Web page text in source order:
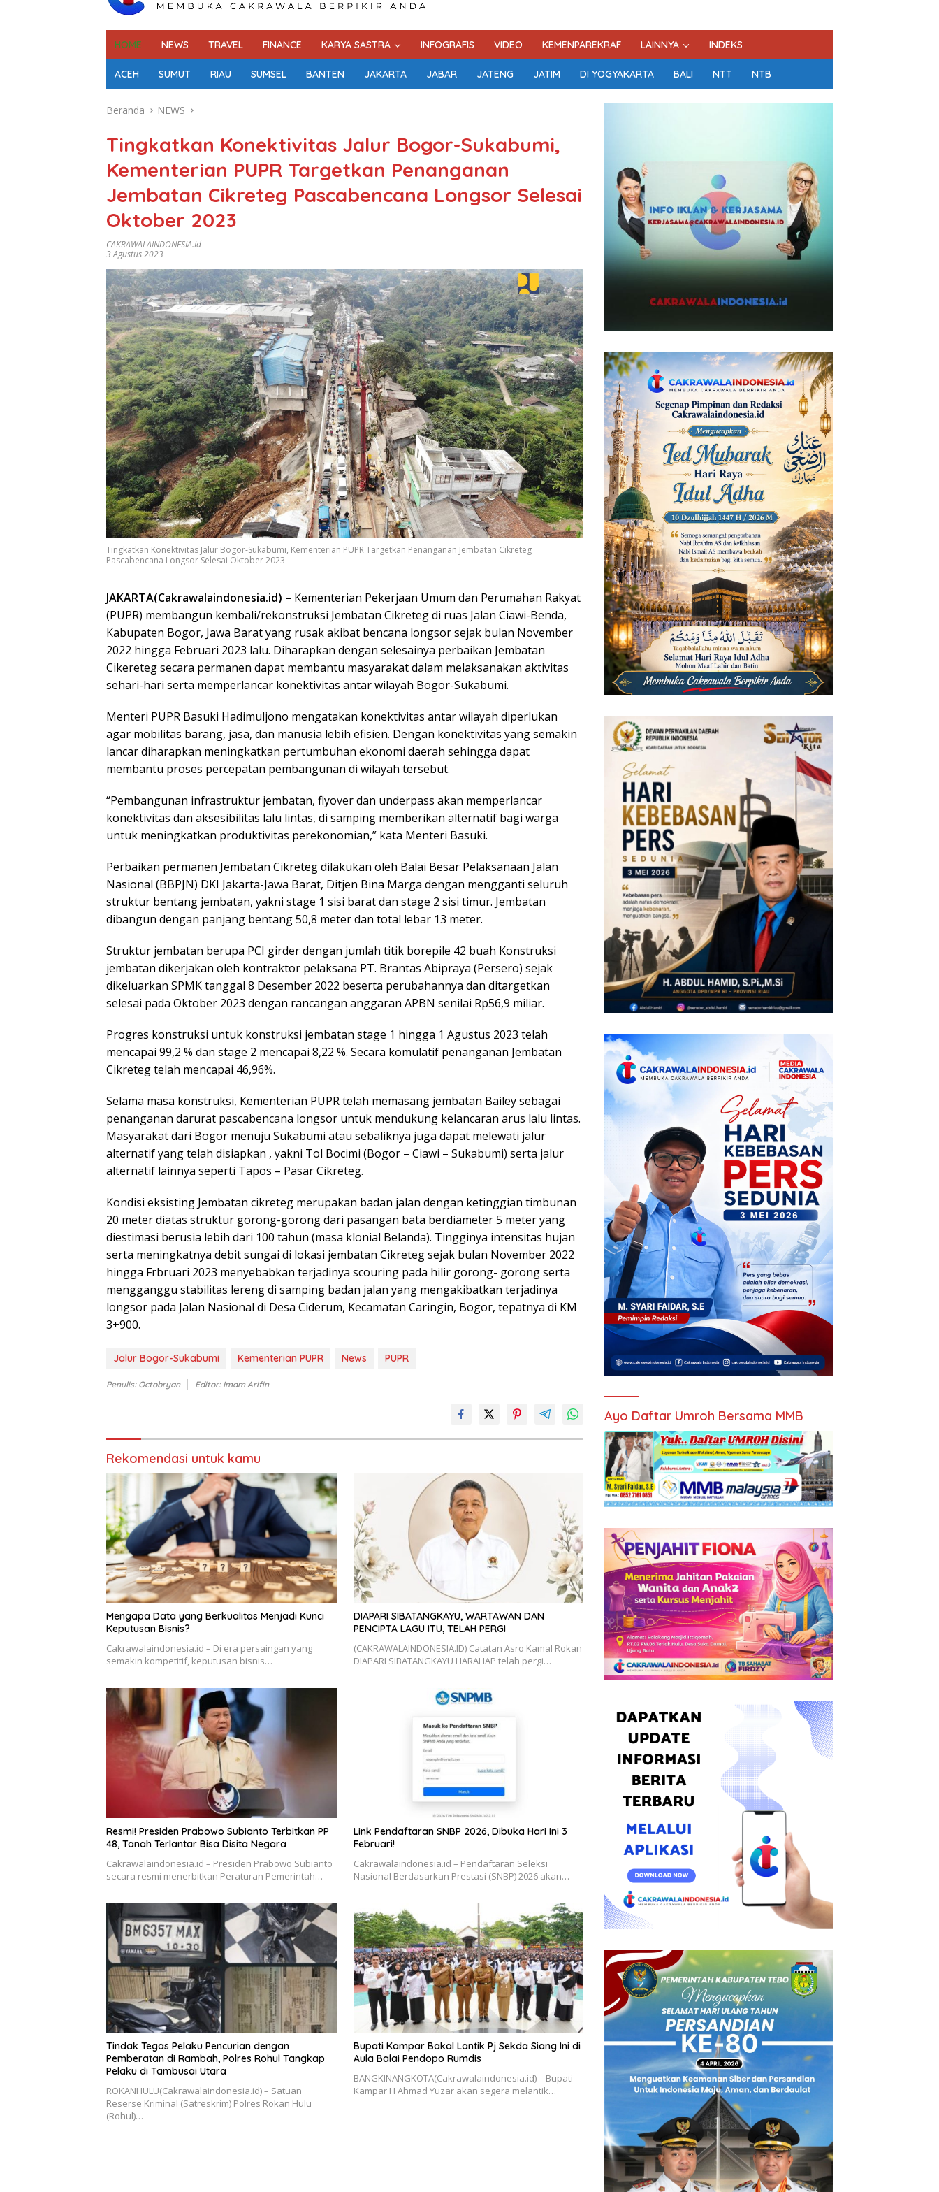
HOME NEWS TRAVEL FINANCE KARYA SASTRA INFOGRAFIS VIDEO KEMENPAREKRAF LAINNYA INDEKS
ACEH SUMUT RIAU SUMSEL BANTEN JAKARTA JABAR JATENG JATIM DI YOGYAKARTA BALI NTT NTB
Beranda NEWS
Tingkatkan Konektivitas Jalur Bogor-Sukabumi,
Kementerian PUPR Targetkan Penanganan
Jembatan Cikreteg Pascabencana Longsor Selesai
Oktober 2023
CAKRAWALAINDONESIA.id
3 Agustus 2023
Tingkatkan Konektivitas Jalur Bogor-Sukabumi, Kementerian PUPR Targetkan Penanganan Jembatan Cikreteg
Pascabencana Longsor Selesai Oktober 2023
JAKARTA(Cakrawalaindonesia.id) – Kementerian Pekerjaan Umum dan Perumahan Rakyat
(PUPR) membangun kembali/rekonstruksi Jembatan Cikreteg di ruas Jalan Ciawi-Benda,
Kabupaten Bogor, Jawa Barat yang rusak akibat bencana longsor sejak bulan November
2022 hingga Februari 2023 lalu. Diharapkan dengan selesainya perbaikan Jembatan
Cikereteg secara permanen dapat membantu masyarakat dalam melaksanakan aktivitas
sehari-hari serta memperlancar konektivitas antar wilayah Bogor-Sukabumi.
Menteri PUPR Basuki Hadimuljono mengatakan konektivitas antar wilayah diperlukan
agar mobilitas barang, jasa, dan manusia lebih efisien. Dengan konektivitas yang semakin
lancar diharapkan meningkatkan pertumbuhan ekonomi daerah sehingga dapat
membantu proses percepatan pembangunan di wilayah tersebut.
“Pembangunan infrastruktur jembatan, flyover dan underpass akan memperlancar
konektivitas dan aksesibilitas lalu lintas, di samping memberikan alternatif bagi warga
untuk meningkatkan produktivitas perekonomian,” kata Menteri Basuki.
Perbaikan permanen Jembatan Cikreteg dilakukan oleh Balai Besar Pelaksanaan Jalan
Nasional (BBPJN) DKI Jakarta-Jawa Barat, Ditjen Bina Marga dengan mengganti seluruh
struktur bentang jembatan, yakni stage 1 sisi barat dan stage 2 sisi timur. Jembatan
dibangun dengan panjang bentang 50,8 meter dan total lebar 13 meter.
Struktur jembatan berupa PCI girder dengan jumlah titik borepile 42 buah Konstruksi
jembatan dikerjakan oleh kontraktor pelaksana PT. Brantas Abipraya (Persero) sejak
dikeluarkan SPMK tanggal 8 Desember 2022 beserta perubahannya dan ditargetkan
selesai pada Oktober 2023 dengan rancangan anggaran APBN senilai Rp56,9 miliar.
Progres konstruksi untuk konstruksi jembatan stage 1 hingga 1 Agustus 2023 telah
mencapai 99,2 % dan stage 2 mencapai 8,22 %. Secara komulatif penanganan Jembatan
Cikreteg telah mencapai 46,96%.
Selama masa konstruksi, Kementerian PUPR telah memasang jembatan Bailey sebagai
penanganan darurat pascabencana longsor untuk mendukung kelancaran arus lalu lintas.
Masyarakat dari Bogor menuju Sukabumi atau sebaliknya juga dapat melewati jalur
alternatif yang telah disiapkan , yakni Tol Bocimi (Bogor – Ciawi – Sukabumi) serta jalur
alternatif lainnya seperti Tapos – Pasar Cikreteg.
Kondisi eksisting Jembatan cikreteg merupakan badan jalan dengan ketinggian timbunan
20 meter diatas struktur gorong-gorong dari pasangan bata berdiameter 5 meter yang
diestimasi berusia lebih dari 100 tahun (masa klonial Belanda). Tingginya intensitas hujan
serta meningkatnya debit sungai di lokasi jembatan Cikreteg sejak bulan November 2022
hingga Frbruari 2023 menyebabkan terjadinya scouring pada hilir gorong- gorong serta
mengganggu stabilitas lereng di samping badan jalan yang mengakibatkan terjadinya
longsor pada Jalan Nasional di Desa Ciderum, Kecamatan Caringin, Bogor, tepatnya di KM
3+900.
Jalur Bogor-Sukabumi Kementerian PUPR News PUPR
Penulis: Octobryan Editor: Imam Arifin
Rekomendasi untuk kamu
Mengapa Data yang Berkualitas Menjadi Kunci
Keputusan Bisnis?
Cakrawalaindonesia.id – Di era persaingan yang
semakin kompetitif, keputusan bisnis…
DIAPARI SIBATANGKAYU, WARTAWAN DAN
PENCIPTA LAGU ITU, TELAH PERGI
(CAKRAWALAINDONESIA.ID) Catatan Asro Kamal Rokan
DIAPARI SIBATANGKAYU HARAHAP telah pergi…
Resmi! Presiden Prabowo Subianto Terbitkan PP
48, Tanah Terlantar Bisa Disita Negara
Cakrawalaindonesia.id – Presiden Prabowo Subianto
secara resmi menerbitkan Peraturan Pemerintah…
Link Pendaftaran SNBP 2026, Dibuka Hari Ini 3
Februari!
Cakrawalaindonesia.id – Pendaftaran Seleksi
Nasional Berdasarkan Prestasi (SNBP) 2026 akan…
Tindak Tegas Pelaku Pencurian dengan
Pemberatan di Rambah, Polres Rohul Tangkap
Pelaku di Tambusai Utara
ROKANHULU(Cakrawalaindonesia.id) – Satuan
Reserse Kriminal (Satreskrim) Polres Rokan Hulu
(Rohul)…
Bupati Kampar Bakal Lantik Pj Sekda Siang Ini di
Aula Balai Pendopo Rumdis
BANGKINANGKOTA(Cakrawalaindonesia.id) – Bupati
Kampar H Ahmad Yuzar akan segera melantik…
Ayo Daftar Umroh Bersama MMB